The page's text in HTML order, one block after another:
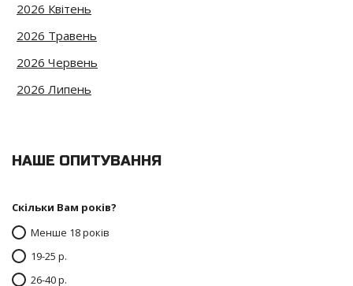
2026 Квітень
2026 Травень
2026 Червень
2026 Липень
НАШЕ ОПИТУВАННЯ
Скільки Вам років?
Менше 18 років
19-25 р.
26-40 р.